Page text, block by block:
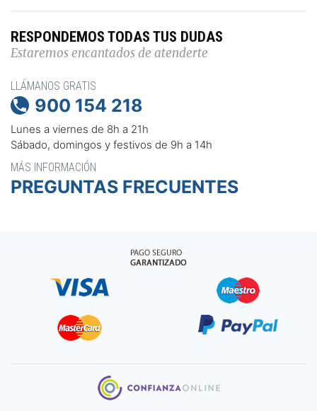
RESPONDEMOS TODAS TUS DUDAS
Estaremos encantados de atenderte
LLÁMANOS GRATIS
 900 154 218
Lunes a viernes de 8h a 21h
Sábado, domingos y festivos de 9h a 14h
MÁS INFORMACIÓN
PREGUNTAS FRECUENTES